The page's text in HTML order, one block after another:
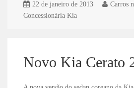
22 de janeiro de 2013
Carros
Concessionária Kia
Novo Kia Cerato